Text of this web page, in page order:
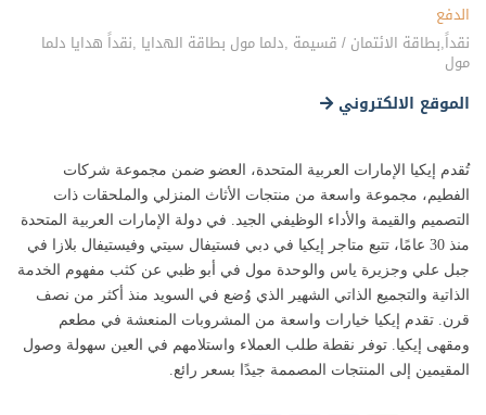
الدفع
نقداً,بطاقة الائتمان / قسيمة ,دلما مول بطاقة الهدايا ,نقداً هدايا دلما
مول
الموقع الالكتروني
تُقدم إيكيا الإمارات العربية المتحدة، العضو ضمن مجموعة شركات
الفطيم، مجموعة واسعة من منتجات الأثاث المنزلي والملحقات ذات
التصميم والقيمة والأداء الوظيفي الجيد. في دولة الإمارات العربية المتحدة
منذ 30 عامًا، تتبع متاجر إيكيا في دبي فستيفال سيتي وفيستيفال بلازا في
جبل علي وجزيرة ياس والوحدة مول في أبو ظبي عن كثب مفهوم الخدمة
الذاتية والتجميع الذاتي الشهير الذي وُضع في السويد منذ أكثر من نصف
قرن. تقدم إيكيا خيارات واسعة من المشروبات المنعشة في مطعم
ومقهى إيكيا. توفر نقطة طلب العملاء واستلامهم في العين سهولة وصول
المقيمين إلى المنتجات المصممة جيدًا بسعر رائع.